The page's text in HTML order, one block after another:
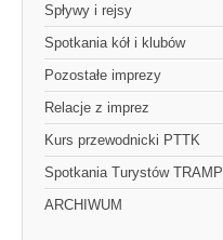
Spływy i rejsy
Spotkania kół i klubów
Pozostałe imprezy
Relacje z imprez
Kurs przewodnicki PTTK
Spotkania Turystów TRAMP
ARCHIWUM